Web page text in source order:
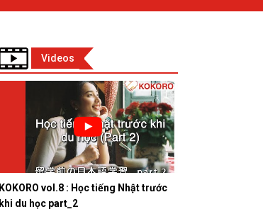
Videos
KOKORO vol.8 : Học tiếng Nhật trước
khi du học part_2